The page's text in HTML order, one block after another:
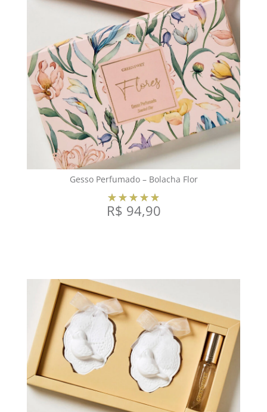
Gesso Perfumado – Bolacha Flor
R$ 94,90